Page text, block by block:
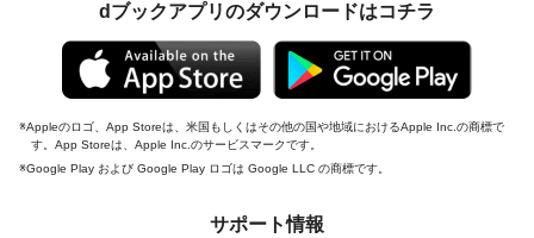
dブックアプリのダウンロードはコチラ
Appleのロゴ、App Storeは、米国もしくはその他の国や地域におけるApple Inc.の商標で
す。App Storeは、Apple Inc.のサービスマークです。
Google Play および Google Play ロゴは Google LLC の商標です。
サポート情報